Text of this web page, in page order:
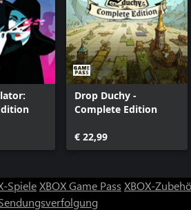
Drop Duchy -
Complete Edition
€ 22,99
SpieleXBOX Game Pass XBOX-